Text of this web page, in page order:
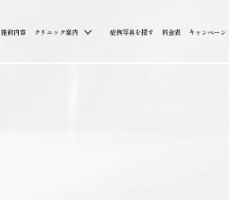
施術内容 クリニック案内 症例写真を探す 料金表 キャンペーン